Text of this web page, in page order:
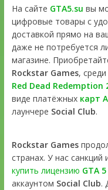
На сайте GTA5.su вы
цифровые товары с
доставкой прямо на
даже не потребуется
магазине.
Rockstar Games,
Red Dead Redemption
виде платёжных карт
лаунчере Social Club.
Rockstar Games
странах. У нас
купить лицензию GTA 5
аккаунтом Social Club.